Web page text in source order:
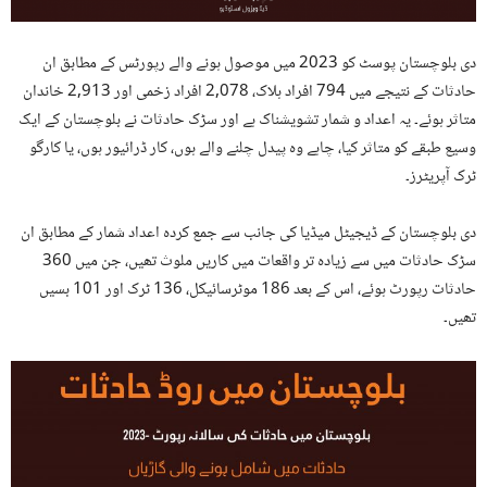
دی بلوچستان پوسٹ کو 2023 میں موصول ہونے والے رپورٹس کے مطابق ان
حادثات کے نتیجے میں 794 افراد ہلاک، 2,078 افراد زخمی اور 2,913 خاندان
متاثر ہوئے۔ یہ اعداد و شمار تشویشناک ہے اور سڑک حادثات نے بلوچستان کے ایک
وسیع طبقے کو متاثر کیا، چاہے وہ پیدل چلنے والے ہوں، کار ڈرائیور ہوں، یا کارگو
ٹرک آپریٹرز۔
دی بلوچستان کے ڈیجیٹل میڈیا کی جانب سے جمع کردہ اعداد شمار کے مطابق ان
سڑک حادثات میں سے زیادہ تر واقعات میں کاریں ملوث تھیں، جن میں 360
حادثات رپورٹ ہوئے، اس کے بعد 186 موٹرسائیکل، 136 ٹرک اور 101 بسیں
تھیں۔